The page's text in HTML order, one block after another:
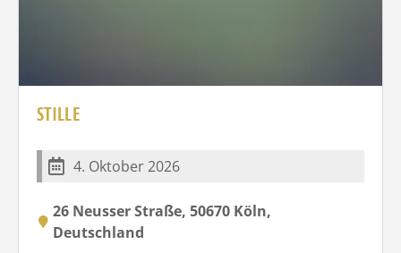
STILLE
4. Oktober 2026
26 Neusser Straße, 50670 Köln,
Deutschland